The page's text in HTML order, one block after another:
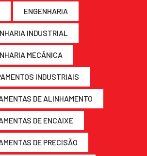
ENGENHARIA
INDUSTRIAL
MECÂNICA
INDUSTRIAIS
DE ALINHAMENTO
DE ENCAIXE
DE PRECISÃO